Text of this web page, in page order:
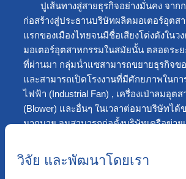
ปูเส้นทางสู่สายธุรกิจอย่างมั่นคง จาก
ก่อสร้างสู่ประธานบริษัทผลิตมอเตอร์อุตส
แรกของเมืองไทยจนมีชื่อเสียงโด่งดังในว
มอเตอร์อุตสาหกรรมในสมัยนั้น ตลอดระย
ที่ผ่านมา กลุ่มน่ำแซสามารถขยายธุรกิจขอ
และสามารถเปิดโรงงานที่มีศักยภาพในก
ไฟฟ้า (Industrial Fan) , เครื่องเป่าลมอุต
(Blower) และอื่นๆ ในเวลาต่อมาบริษัทได้
มากมาย จนสามารถก่อตั้งบริษัทเครือข่าย
กรุ๊ป “ ในอีก 30 ปีให้หลัง
วิจัย และพัฒนาโดยเรา